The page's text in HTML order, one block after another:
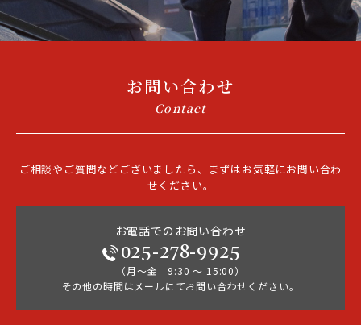
お問い合わせ
Contact
ご相談やご質問などございましたら、まずはお気軽にお問い合わ
せください。
お電話でのお問い合わせ
025-278-9925
（月～金 9:30 ～ 15:00）
その他の時間はメールにてお問い合わせください。